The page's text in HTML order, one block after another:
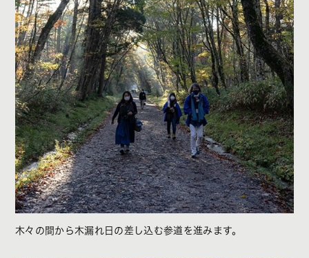
木々の間から木漏れ日の差し込む参道を進みます。